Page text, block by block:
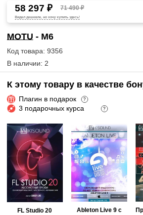
58 297 ₽ 71 490 ₽
Видел дешевле, но хочу купить здесь!
MOTU - M6
Код товара: 9356
В наличии: 2
К этому товару в качестве
Плагин в подарок ?
3 подарочных курса ?
FL Studio 20
Ableton Live 9 с